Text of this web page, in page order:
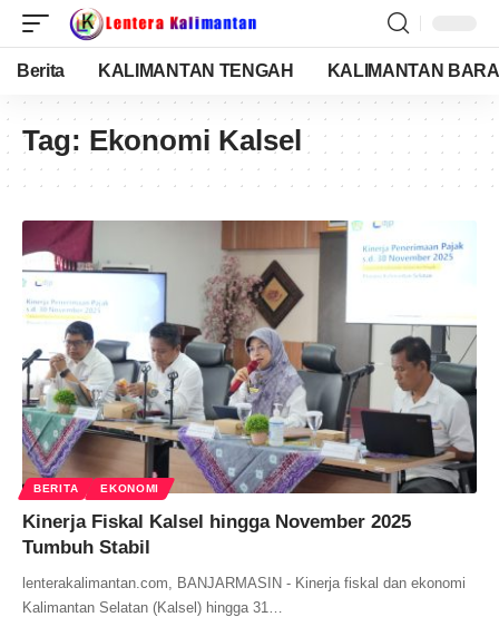
Berita KALIMANTAN TENGAH KALIMANTAN
Tag: Ekonomi Kalsel
BERITA EKONOMI
Kinerja Fiskal Kalsel hingga November 2025
Tumbuh Stabil
lenterakalimantan.com, BANJARMASIN - Kinerja fiskal dan ekonomi
Kalimantan Selatan (Kalsel) hingga 31…